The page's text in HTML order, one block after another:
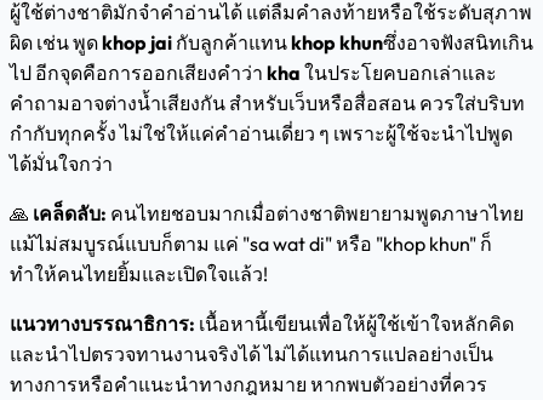
ผู้ใช้ต่างชาติมักจำคำอ่านได้ แต่ลืมคำลงท้ายหรือใช้ระดับสุภาพ
ผิด เช่น พูดkhop jai กับลูกค้าแทนkhop khunซึ่งอาจฟังสนิทเกิน
ไป อีกจุดคือการออกเสียงคำว่า kha ในประโยคบอกเล่าและ
คำถามอาจต่างน้ำเสียงกัน สำหรับเว็บหรือสื่อสอน ควรใส่บริบท
กำกับทุกครั้ง ไม่ใช่ให้แค่คำอ่านเดี่ยว ๆ เพราะผู้ใช้จะนำไปพูด
ได้มั่นใจกว่า
🙏 เคล็ดลับ: คนไทยชอบมากเมื่อต่างชาติพยายามพูดภาษาไทย
แม้ไม่สมบูรณ์แบบก็ตาม แค่ "sa wat di" หรือ "khop khun" ก็
ทำให้คนไทยยิ้มและเปิดใจแล้ว!
แนวทางบรรณาธิการ: เนื้อหานี้เขียนเพื่อให้ผู้ใช้เข้าใจหลักคิด
และนำไปตรวจทานงานจริงได้ ไม่ได้แทนการแปลอย่างเป็น
ทางการหรือคำแนะนำทางกฎหมาย หากพบตัวอย่างที่ควร